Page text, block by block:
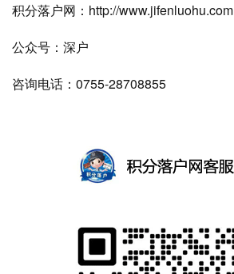
积分落户网： http://www.jifenluohu.com
公众号：深户
咨询电话：0755-28708855